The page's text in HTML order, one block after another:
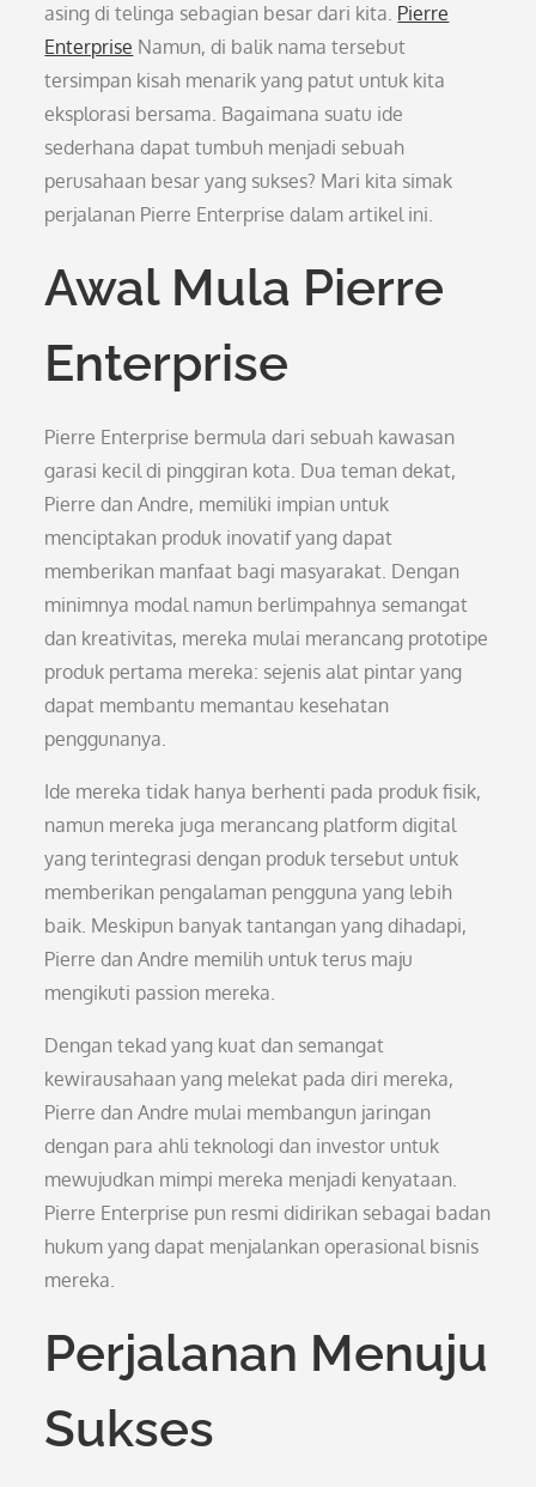
asing di telinga sebagian besar dari kita. Pierre
Enterprise Namun, di balik nama tersebut
tersimpan kisah menarik yang patut untuk kita
eksplorasi bersama. Bagaimana suatu ide
sederhana dapat tumbuh menjadi sebuah
perusahaan besar yang sukses? Mari kita simak
perjalanan Pierre Enterprise dalam artikel ini.
Awal Mula Pierre
Enterprise
Pierre Enterprise bermula dari sebuah kawasan
garasi kecil di pinggiran kota. Dua teman dekat,
Pierre dan Andre, memiliki impian untuk
menciptakan produk inovatif yang dapat
memberikan manfaat bagi masyarakat. Dengan
minimnya modal namun berlimpahnya semangat
dan kreativitas, mereka mulai merancang prototipe
produk pertama mereka: sejenis alat pintar yang
dapat membantu memantau kesehatan
penggunanya.
Ide mereka tidak hanya berhenti pada produk fisik,
namun mereka juga merancang platform digital
yang terintegrasi dengan produk tersebut untuk
memberikan pengalaman pengguna yang lebih
baik. Meskipun banyak tantangan yang dihadapi,
Pierre dan Andre memilih untuk terus maju
mengikuti passion mereka.
Dengan tekad yang kuat dan semangat
kewirausahaan yang melekat pada diri mereka,
Pierre dan Andre mulai membangun jaringan
dengan para ahli teknologi dan investor untuk
mewujudkan mimpi mereka menjadi kenyataan.
Pierre Enterprise pun resmi didirikan sebagai badan
hukum yang dapat menjalankan operasional bisnis
mereka.
Perjalanan Menuju
Sukses